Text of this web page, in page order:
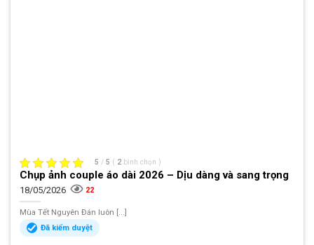
5 / 5 ( 2 bình chọn )
Chụp ảnh couple áo dài 2026 – Dịu dàng và sang trọng
18/05/2026 22
Mùa Tết Nguyên Đán luôn [...]
Đã kiểm duyệt